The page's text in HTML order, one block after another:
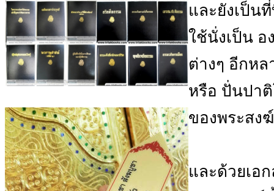
และยังเป็น
ใช้นั่งเป็น
ต่างๆ อีกห
หรือ ปั่นปา
ของพระสง
และด้วยเอ